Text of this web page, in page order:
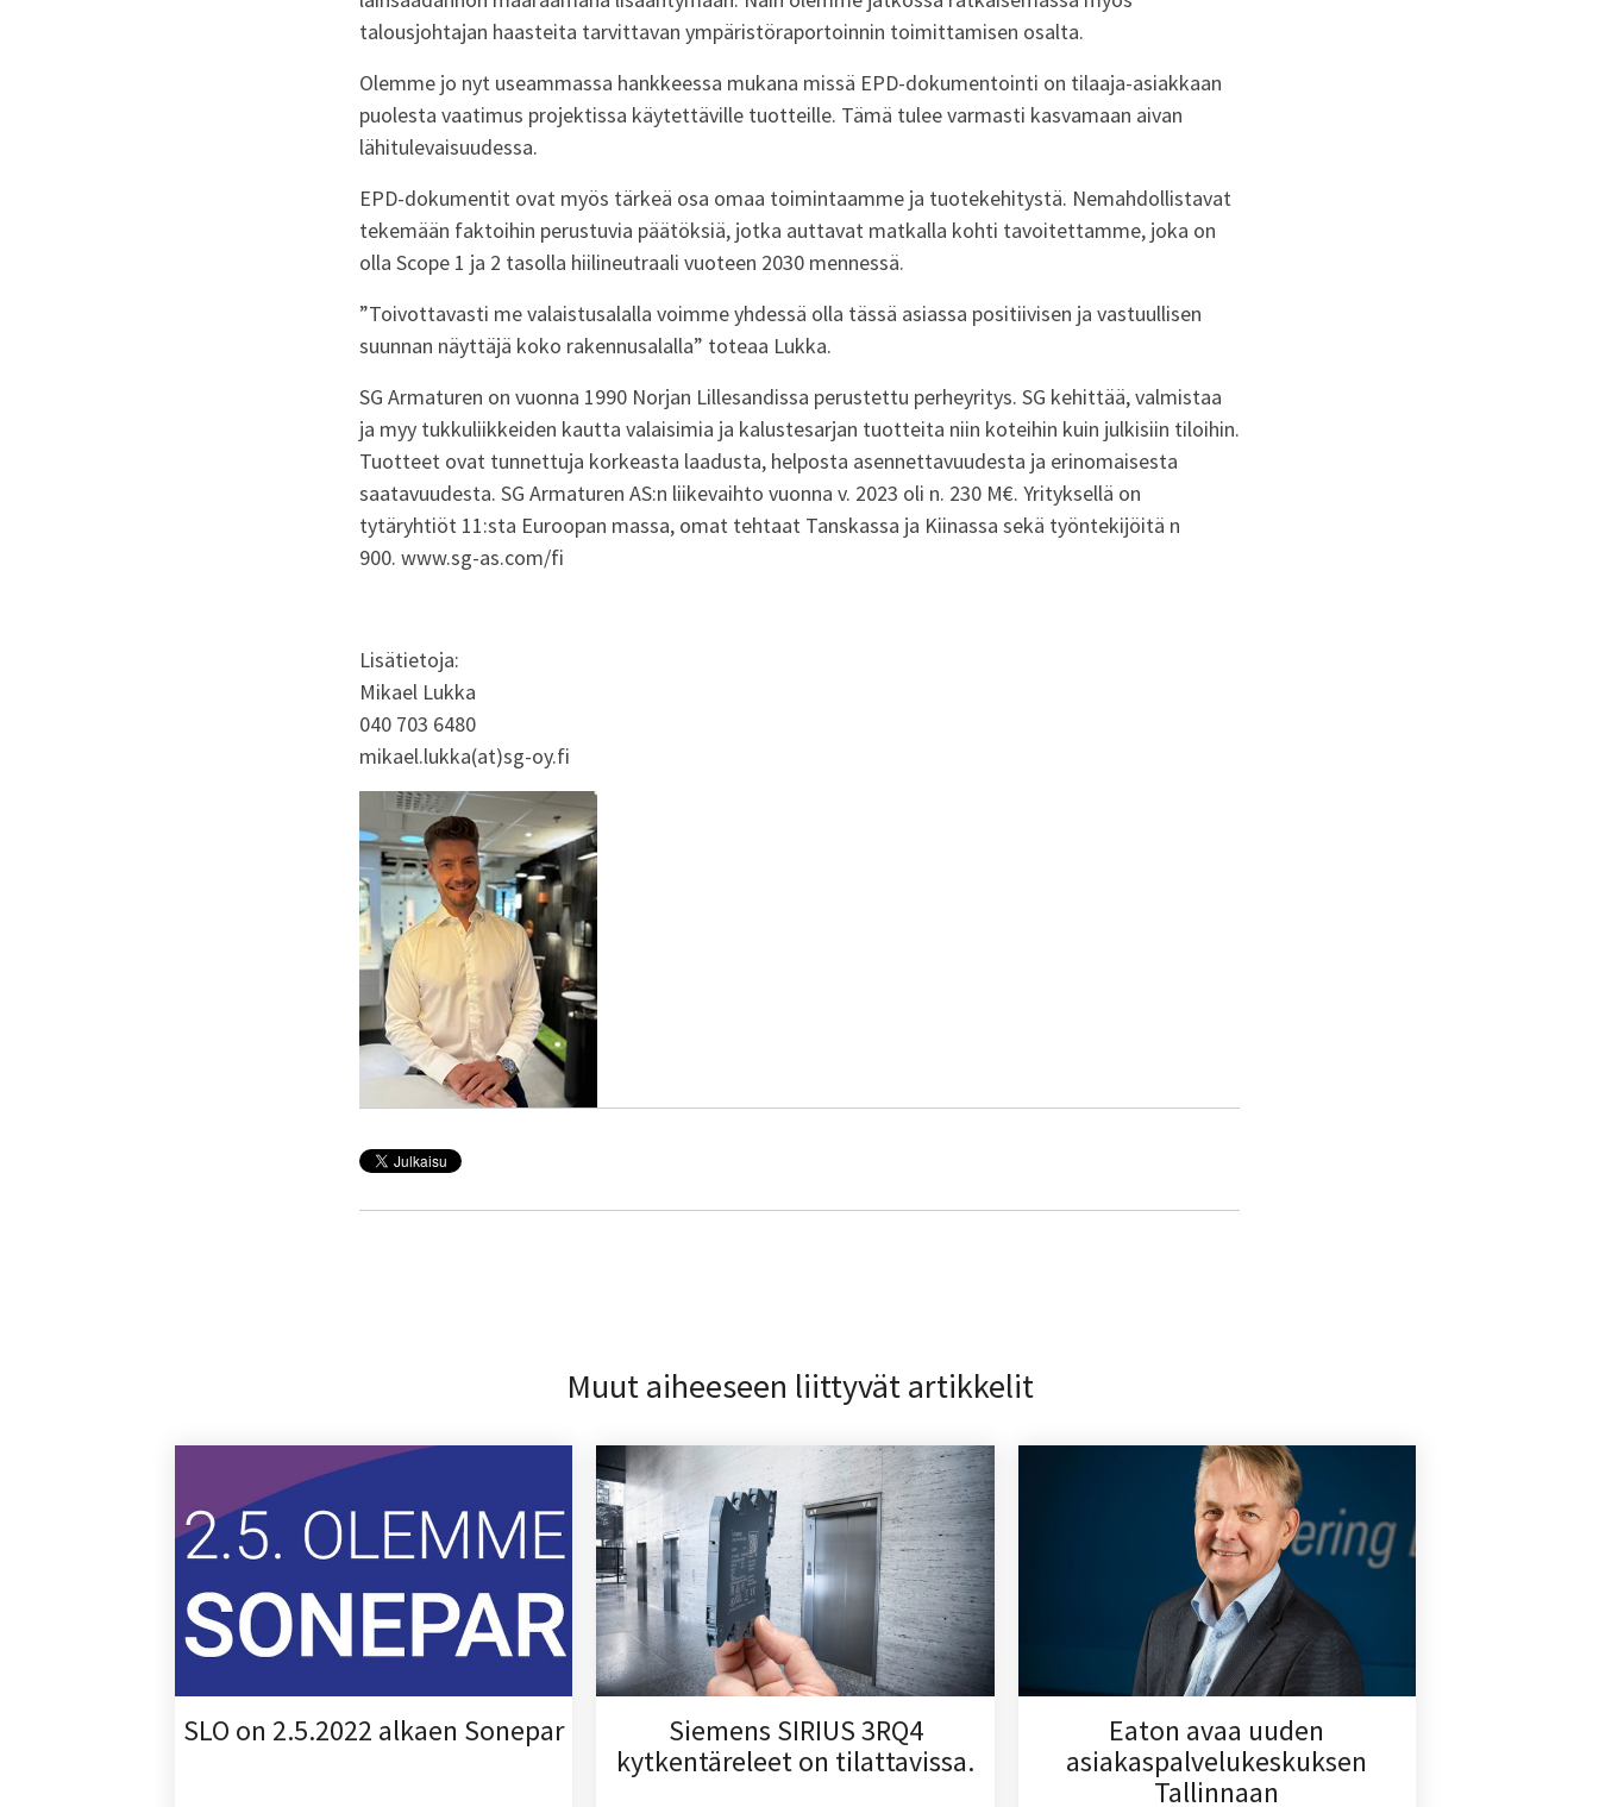
talousjohtajan haasteita tarvittavan ympäristöraportoinnin toimittamisen osalta.
Olemme jo nyt useammassa hankkeessa mukana missä EPD-dokumentointi on tilaaja-asiakkaan
puolesta vaatimus projektissa käytettäville tuotteille. Tämä tulee varmasti kasvamaan aivan
lähitulevaisuudessa.
EPD-dokumentit ovat myös tärkeä osa omaa toimintaamme ja tuotekehitystä. Nemahdollistavat
tekemään faktoihin perustuvia päätöksiä, jotka auttavat matkalla kohti tavoitettamme, joka on
olla Scope 1 ja 2 tasolla hiilineutraali vuoteen 2030 mennessä.
”Toivottavasti me valaistusalalla voimme yhdessä olla tässä asiassa positiivisen ja vastuullisen
suunnan näyttäjä koko rakennusalalla” toteaa Lukka.
SG Armaturen on vuonna 1990 Norjan Lillesandissa perustettu perheyritys. SG kehittää, valmistaa
ja myy tukkuliikkeiden kautta valaisimia ja kalustesarjan tuotteita niin koteihin kuin julkisiin tiloihin.
Tuotteet ovat tunnettuja korkeasta laadusta, helposta asennettavuudesta ja erinomaisesta
saatavuudesta. SG Armaturen AS:n liikevaihto vuonna v. 2023 oli n. 230 M€. Yrityksellä on
tytäryhtiöt 11:sta Euroopan massa, omat tehtaat Tanskassa ja Kiinassa sekä työntekijöitä n
900. www.sg-as.com/fi
Lisätietoja:
Mikael Lukka
040 703 6480
mikael.lukka(at)sg-oy.fi
Muut aiheeseen liittyvät artikkelit
SLO on 2.5.2022 alkaen Sonepar
Siemens SIRIUS 3RQ4
kytkentäreleet on tilattavissa.
Eaton avaa uuden
asiakaspalvelukeskuksen
Tallinnaan